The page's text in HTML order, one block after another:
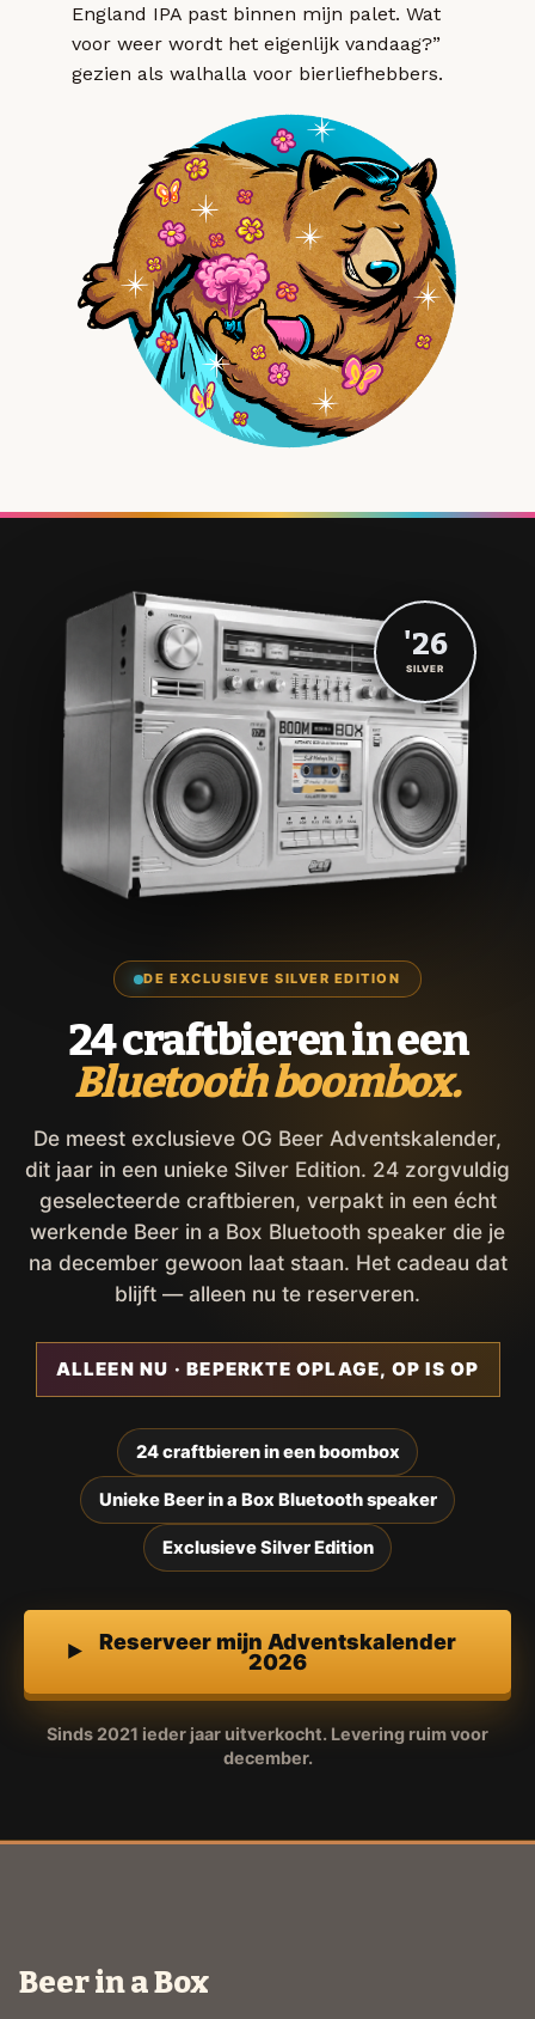
England IPA past binnen mijn palet. Wat
voor weer wordt het eigenlijk vandaag?”
gezien als walhalla voor bierliefhebbers.
DE EXCLUSIEVE SILVER EDITION
24 craftbieren in een
Bluetooth boombox.
De meest exclusieve OG Beer Adventskalender,
dit jaar in een unieke Silver Edition. 24 zorgvuldig
geselecteerde craftbieren, verpakt in een écht
werkende Beer in a Box Bluetooth speaker die je
na december gewoon laat staan. Het cadeau dat
blijft — alleen nu te reserveren.
ALLEEN NU · BEPERKTE OPLAGE, OP IS OP
24 craftbieren in een boombox
Unieke Beer in a Box Bluetooth speaker
Exclusieve Silver Edition
Reserveer mijn Adventskalender
2026
Sinds 2021 ieder jaar uitverkocht. Levering ruim voor
december.
'26
SILVER
Beer in a Box